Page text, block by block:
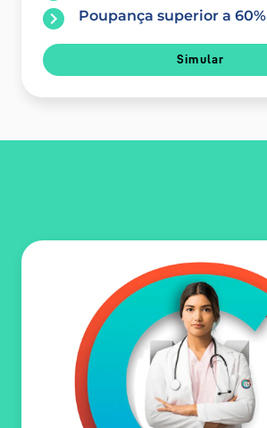
Poupança superior a 60%
Simular